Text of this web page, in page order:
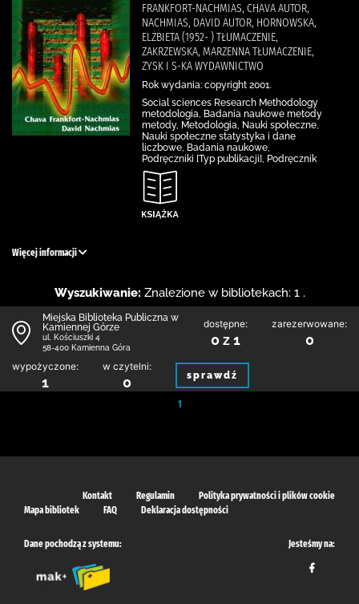
FRANKFORT-NACHMIAS, CHAVA AUTOR,
NACHMIAS, DAVID AUTOR, HORNOWSKA,
ELŻBIETA (1952- ) TŁUMACZENIE,
ZAKRZEWSKA, MARZENNA TŁUMACZENIE,
ZYSK I S-KA WYDAWNICTWO
Rok wydania: copyright 2001.
Social sciences Research Methodology
metodologia, Badania naukowe metody
metody, Metodologia, Nauki społeczne,
Nauki społeczne statystyka i dane
liczbowe, Badania naukowe,
Podręczniki [Typ publikacji], Podręcznik
Więcej informacji
Wyszukiwanie: Znalezione w bibliotekach: 1 .
Miejska Biblioteka Publiczna w
Kamiennej Górze
ul. Kościuszki 4
58-400 Kamienna Góra
dostępne:
0 z 1
zarezerwowane:
0
wypożyczone:
1
w czytelni:
0 sprawdź
1
Kontakt Regulamin
Polityka prywatności i plików cookie
Mapa bibliotek
FAQ Deklaracja dostępności
Dane pochodzą z systemu: Jesteśmy na: